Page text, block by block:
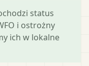
status
i ostrożny
ich w lokalne